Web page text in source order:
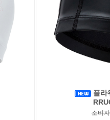
플라
소비